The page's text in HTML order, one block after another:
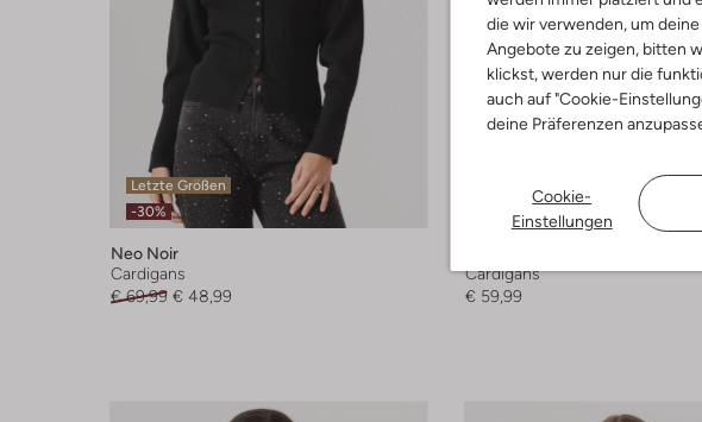
die wir verwenden, um
Angebote zu zeigen, bitten
klickst, werden nur die
auch auf "Cookie-
deine Präferenzen
Cookie-
Einstellungen
Letzte Größen
-30%
Neo Noir
Cardigans
€ 69,99 € 48,99
Cardigans
€ 59,99